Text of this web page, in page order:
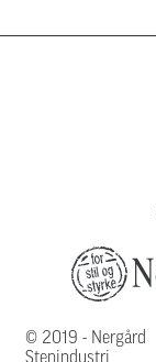
© 2019 - Nergård